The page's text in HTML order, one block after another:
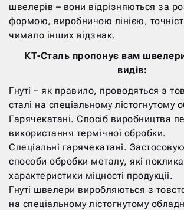
швелерів – вони відрізняються за
формою, виробничою лінією,
чимало інших відзнак.
КТ-Сталь пропонує вам
видів:
Гнуті – як правило, проводяться з
сталі на спеціальному лістогнутому
Гарячекатані. Спосіб виробництва
використання термічної обробки.
Спеціальні гарячекатані.
способи обробки металу, які
характеристики міцності продукції.
Гнуті швелери виробляються з
на спеціальному лістогнутому